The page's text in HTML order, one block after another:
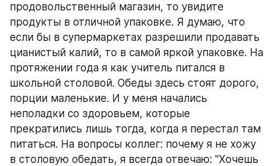
продовольственный магазин, то увидите
продукты в отличной упаковке. Я думаю, что
если бы в супермаркетах разрешили продавать
цианистый калий, то в самой яркой упаковке. На
протяжении года я как учитель питался в
школьной столовой. Обеды здесь стоят дорого,
порции маленькие. И у меня начались
неполадки со здоровьем, которые
прекратились лишь тогда, когда я перестал там
питаться. На вопросы коллег: почему я не хожу
в столовую обедать, я всегда отвечаю: "Хочешь